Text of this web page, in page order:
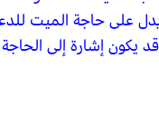
على حاجة الميت
يكون إشارة إلى